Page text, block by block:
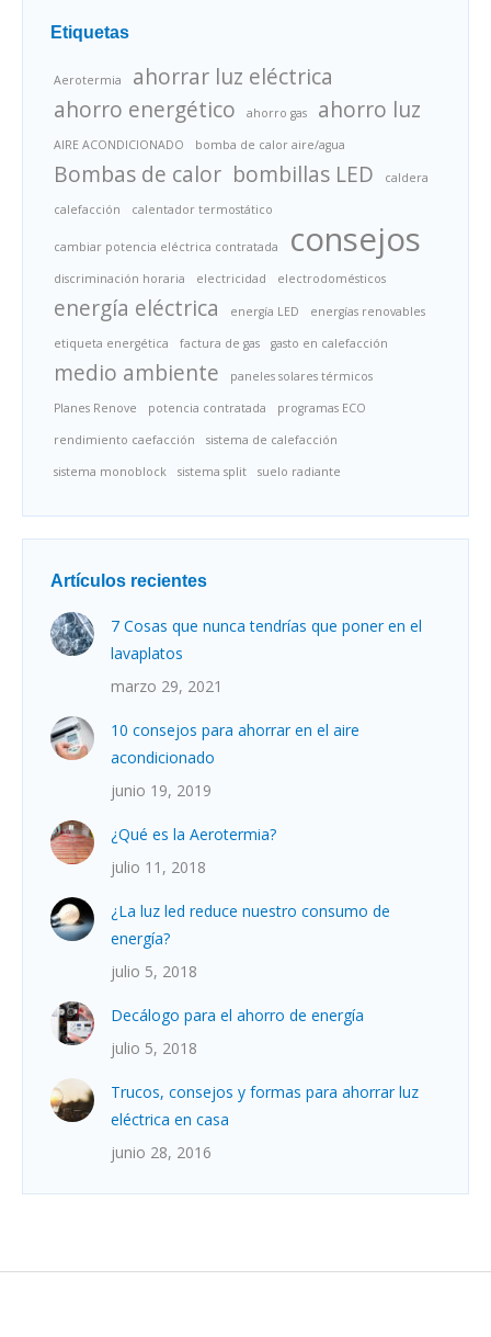
Etiquetas
Aerotermia
ahorrar luz eléctrica
ahorro energético
ahorro gas ahorro luz
AIRE ACONDICIONADO bomba de calor aire/agua
Bombas de calor bombillas LED caldera
calefacción calentador termostático
cambiar potencia eléctrica contratada consejos
discriminación horaria electricidad electrodomésticos
energía eléctrica energía LED energías renovables
etiqueta energética factura de gas gasto en calefacción
medio ambiente paneles solares térmicos
Planes Renove potencia contratada programas ECO
rendimiento caefacción sistema de calefacción
sistema monoblock sistema split suelo radiante
Artículos recientes
7 Cosas que nunca tendrías que poner en el
lavaplatos
marzo 29, 2021
10 consejos para ahorrar en el aire
acondicionado
junio 19, 2019
¿Qué es la Aerotermia?
julio 11, 2018
¿La luz led reduce nuestro consumo de
energía?
julio 5, 2018
Decálogo para el ahorro de energía
julio 5, 2018
Trucos, consejos y formas para ahorrar luz
eléctrica en casa
junio 28, 2016